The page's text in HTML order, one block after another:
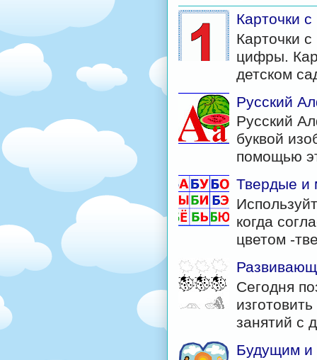
Карточки
Карточки
цифры.
детском
Русский
Русский
буквой
помощью
Твердые и
когда
цветом -
Сегодня
занятий с
Будущим и